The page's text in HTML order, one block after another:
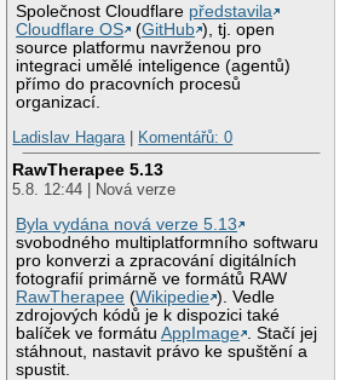
Společnost Cloudflare představila
Cloudflare OS
(GitHub ), tj. open
source platformu navrženou pro
integraci umělé inteligence (agentů)
přímo do pracovních procesů
organizací.
Ladislav Hagara| Komentářů: 0
RawTherapee 5.13
5.8. 12:44 | Nová verze
Byla vydána nová verze 5.13
svobodného multiplatformního softwaru
pro konverzi a zpracování digitálních
fotografií primárně ve formátů RAW
RawTherapee (Wikipedie ). Vedle
zdrojových kódů je k dispozici také
balíček ve formátuAppImage
. Stačí jej
stáhnout, nastavit právo ke spuštění a
spustit.